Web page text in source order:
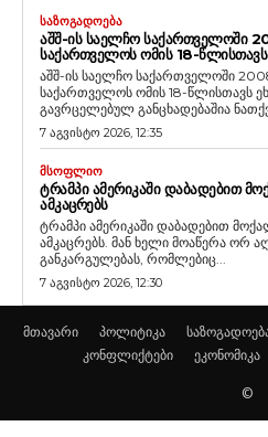
ᲡᲐᲖᲝᲒᲐᲓᲝᲔᲑᲐ
ᲐᲨᲨ-ᲘᲡ ᲡᲐᲔᲚᲩᲝ ᲡᲐᲥᲐᲠᲗᲕᲔᲚᲝᲨᲘ
ᲡᲐᲥᲐᲠᲗᲕᲔᲚᲝᲡ ᲝᲛᲘᲡ 18-ᲬᲚᲘᲡᲗᲐᲕᲡ
აშშ-ის საელჩო საქართველოში
საქართველოს ომის 18-წლისთავს ეხმაურება.
გავრცელებულ განცხადებაშია
7 აგვისტო 2026, 12:35
ᲛᲡᲝᲤᲚᲘᲝ
ᲢᲠᲐᲛᲞᲘ ᲐᲛᲔᲠᲘᲙᲐᲨᲘ ᲓᲐᲑᲐᲓᲔᲑᲘᲗ
ᲐᲛᲙᲐᲪᲠᲔᲑᲡ
ტრამპი ამერიკაში დაბადებით
ამკაცრებს. მან ხელი მოაწერა ორ
განკარგულებას, რომლებიც...
7 აგვისტო 2026, 12:30
მთავარი პოლიტიკა
კონფლიქტები
ეკონომიკა
©